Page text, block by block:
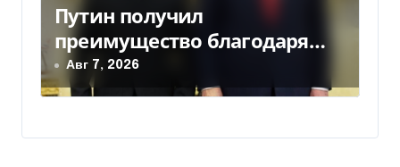
Путин получил
преимущество благодаря
действиям США
Авг 7, 2026